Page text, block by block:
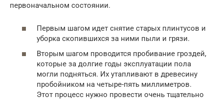
первоначальном состоянии.
Первым шагом идет снятие старых плинтусов и
уборка скопившихся за ними пыли и грязи.
Вторым шагом проводится пробивание гроздей,
которые за долгие годы эксплуатации пола
могли подняться. Их утапливают в древесину
пробойником на четыре-пять миллиметров.
Этот процесс нужно провести очень тщательно